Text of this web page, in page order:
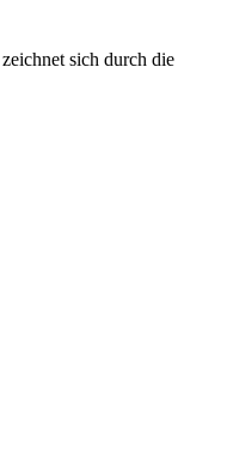
sich durch die